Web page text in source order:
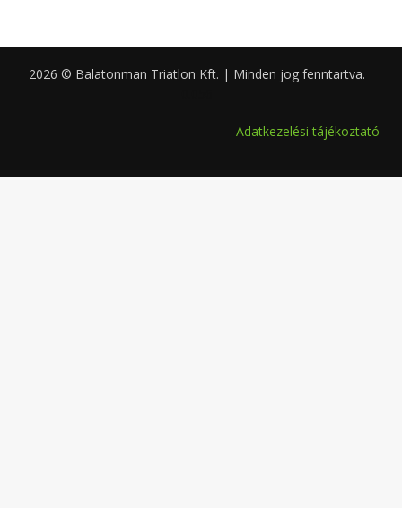
2026 © Balatonman Triatlon Kft. | Minden jog fenntartva.
Adatkezelési tájékoztató